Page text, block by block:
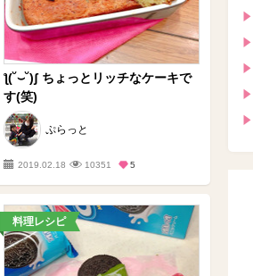
ƪ(˘⌣˘)ʃ ちょっとリッチなケーキで
す(笑)
ぷらっと
2019.02.18 10351 5
料理レシピ